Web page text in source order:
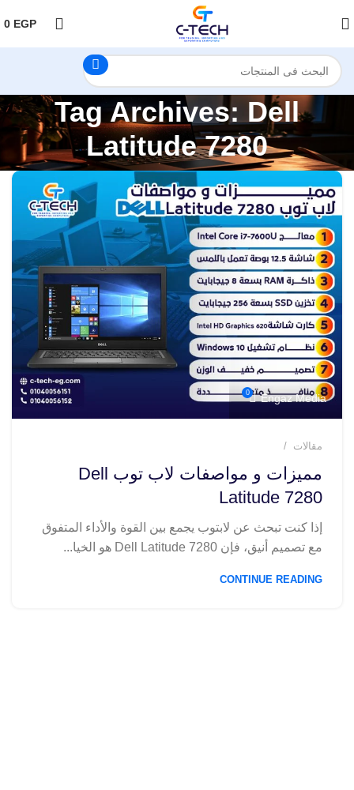
0 EGP
Tag Archives: Dell
Latitude 7280
Engaz Media
0
مقالات
مميزات و مواصفات لاب توب Dell
Latitude 7280
إذا كنت تبحث عن لابتوب يجمع بين القوة والأداء المتفوق
مع تصميم أنيق، فإن Dell Latitude 7280 هو الخيا...
CONTINUE READING
اضغط هنا لمتابعتنا على فيس بوك